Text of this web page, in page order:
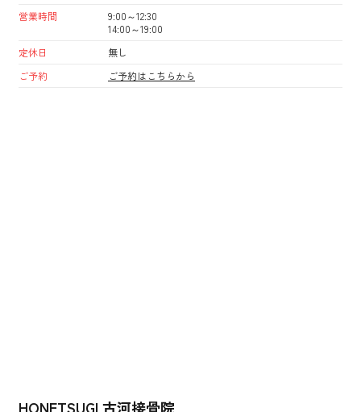
営業時間
9:00～12:30
14:00～19:00
定休日
無し
ご予約
ご予約はこちらから
HONETSUGI 古河接骨院